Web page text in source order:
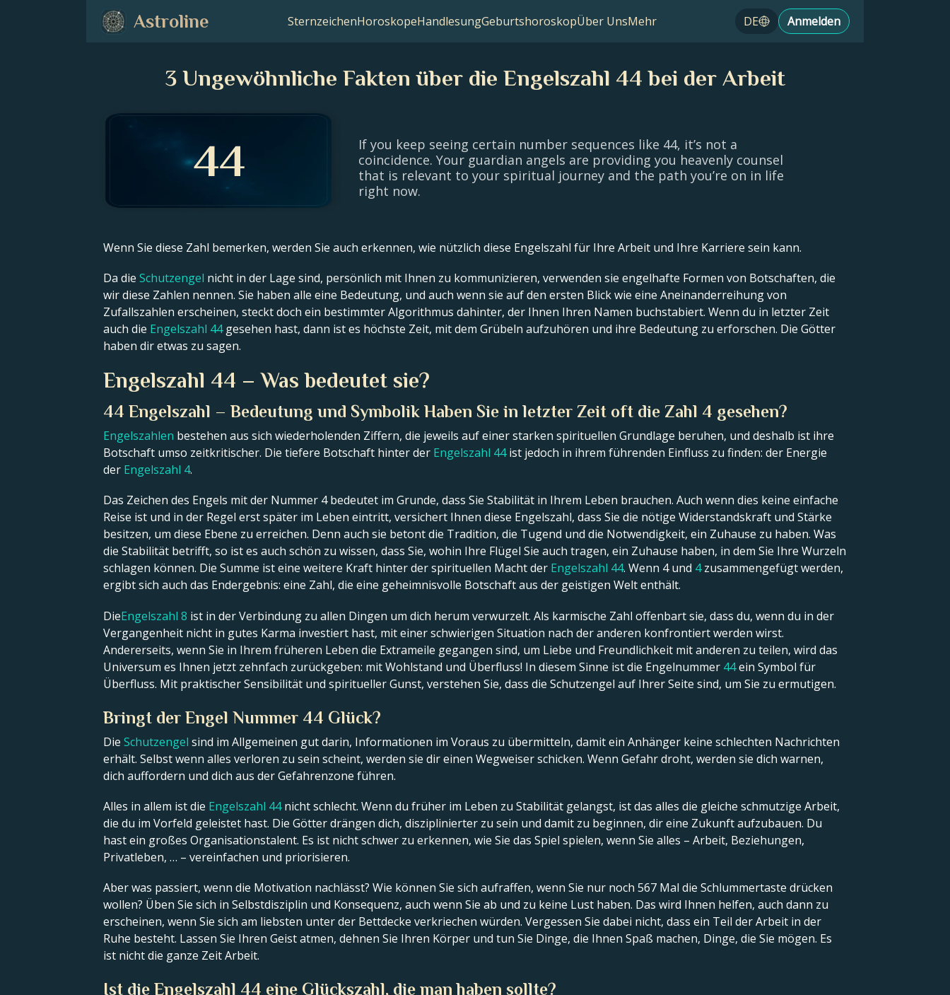
Astroline SternzeichenHoroskopeHandlesungGeburtshoroskopÜber UnsMehr DE Anmelden
3 Ungewöhnliche Fakten über die Engelszahl 44 bei der Arbeit
If you keep seeing certain number sequences like 44, it’s not a
coincidence. Your guardian angels are providing you heavenly counsel
that is relevant to your spiritual journey and the path you’re on in life
right now.
Wenn Sie diese Zahl bemerken, werden Sie auch erkennen, wie nützlich diese Engelszahl für Ihre Arbeit und Ihre Karriere sein kann.
Da die Schutzengel nicht in der Lage sind, persönlich mit Ihnen zu kommunizieren, verwenden sie engelhafte Formen von Botschaften, die
wir diese Zahlen nennen. Sie haben alle eine Bedeutung, und auch wenn sie auf den ersten Blick wie eine Aneinanderreihung von
Zufallszahlen erscheinen, steckt doch ein bestimmter Algorithmus dahinter, der Ihnen Ihren Namen buchstabiert. Wenn du in letzter Zeit
auch die Engelszahl 44gesehen hast, dann ist es höchste Zeit, mit dem Grübeln aufzuhören und ihre Bedeutung zu erforschen. Die Götter
haben dir etwas zu sagen.
Engelszahl 44 – Was bedeutet sie?
44 Engelszahl – Bedeutung und Symbolik Haben Sie in letzter Zeit oft die Zahl 4 gesehen?
Engelszahlen bestehen aus sich wiederholenden Ziffern, die jeweils auf einer starken spirituellen Grundlage beruhen, und deshalb ist ihre
Botschaft umso zeitkritischer. Die tiefere Botschaft hinter der Engelszahl 44ist jedoch in ihrem führenden Einfluss zu finden: der Energie
der Engelszahl 4.
Das Zeichen des Engels mit der Nummer 4 bedeutet im Grunde, dass Sie Stabilität in Ihrem Leben brauchen. Auch wenn dies keine einfache
Reise ist und in der Regel erst später im Leben eintritt, versichert Ihnen diese Engelszahl, dass Sie die nötige Widerstandskraft und Stärke
besitzen, um diese Ebene zu erreichen. Denn auch sie betont die Tradition, die Tugend und die Notwendigkeit, ein Zuhause zu haben. Was
die Stabilität betrifft, so ist es auch schön zu wissen, dass Sie, wohin Ihre Flügel Sie auch tragen, ein Zuhause haben, in dem Sie Ihre Wurzeln
schlagen können. Die Summe ist eine weitere Kraft hinter der spirituellen Macht der Engelszahl 44. Wenn 4 und 4zusammengefügt werden,
ergibt sich auch das Endergebnis: eine Zahl, die eine geheimnisvolle Botschaft aus der geistigen Welt enthält.
DieEngelszahl 8 ist in der Verbindung zu allen Dingen um dich herum verwurzelt. Als karmische Zahl offenbart sie, dass du, wenn du in der
Vergangenheit nicht in gutes Karma investiert hast, mit einer schwierigen Situation nach der anderen konfrontiert werden wirst.
Andererseits, wenn Sie in Ihrem früheren Leben die Extrameile gegangen sind, um Liebe und Freundlichkeit mit anderen zu teilen, wird das
Universum es Ihnen jetzt zehnfach zurückgeben: mit Wohlstand und Überfluss! In diesem Sinne ist die Engelnummer 44ein Symbol für
Überfluss. Mit praktischer Sensibilität und spiritueller Gunst, verstehen Sie, dass die Schutzengel auf Ihrer Seite sind, um Sie zu ermutigen.
Bringt der Engel Nummer 44 Glück?
Die Schutzengel sind im Allgemeinen gut darin, Informationen im Voraus zu übermitteln, damit ein Anhänger keine schlechten Nachrichten
erhält. Selbst wenn alles verloren zu sein scheint, werden sie dir einen Wegweiser schicken. Wenn Gefahr droht, werden sie dich warnen,
dich auffordern und dich aus der Gefahrenzone führen.
Alles in allem ist die Engelszahl 44nicht schlecht. Wenn du früher im Leben zu Stabilität gelangst, ist das alles die gleiche schmutzige Arbeit,
die du im Vorfeld geleistet hast. Die Götter drängen dich, disziplinierter zu sein und damit zu beginnen, dir eine Zukunft aufzubauen. Du
hast ein großes Organisationstalent. Es ist nicht schwer zu erkennen, wie Sie das Spiel spielen, wenn Sie alles – Arbeit, Beziehungen,
Privatleben, … – vereinfachen und priorisieren.
Aber was passiert, wenn die Motivation nachlässt? Wie können Sie sich aufraffen, wenn Sie nur noch 567 Mal die Schlummertaste drücken
wollen? Üben Sie sich in Selbstdisziplin und Konsequenz, auch wenn Sie ab und zu keine Lust haben. Das wird Ihnen helfen, auch dann zu
erscheinen, wenn Sie sich am liebsten unter der Bettdecke verkriechen würden. Vergessen Sie dabei nicht, dass ein Teil der Arbeit in der
Ruhe besteht. Lassen Sie Ihren Geist atmen, dehnen Sie Ihren Körper und tun Sie Dinge, die Ihnen Spaß machen, Dinge, die Sie mögen. Es
ist nicht die ganze Zeit Arbeit.
Ist die Engelszahl 44 eine Glückszahl, die man haben sollte?